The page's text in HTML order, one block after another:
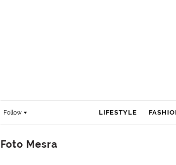
Follow LIFESTYLE
Foto Mesra